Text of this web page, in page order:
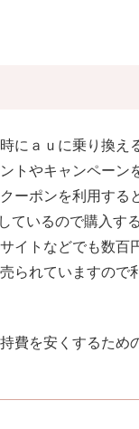
にａｕに乗り換え
トやキャンペーン
ーポンを利用する
ているので購入す
イトなどでも数百
られていますので
費を安くするため